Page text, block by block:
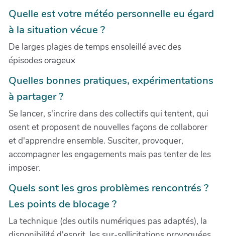
Quelle est votre météo personnelle eu égard
à la situation vécue ?
De larges plages de temps ensoleillé avec des
épisodes orageux
Quelles bonnes pratiques, expérimentations
à partager ?
Se lancer, s'incrire dans des collectifs qui tentent, qui
osent et proposent de nouvelles façons de collaborer
et d'apprendre ensemble. Susciter, provoquer,
accompagner les engagements mais pas tenter de les
imposer.
Quels sont les gros problèmes rencontrés ?
Les points de blocage ?
La technique (des outils numériques pas adaptés), la